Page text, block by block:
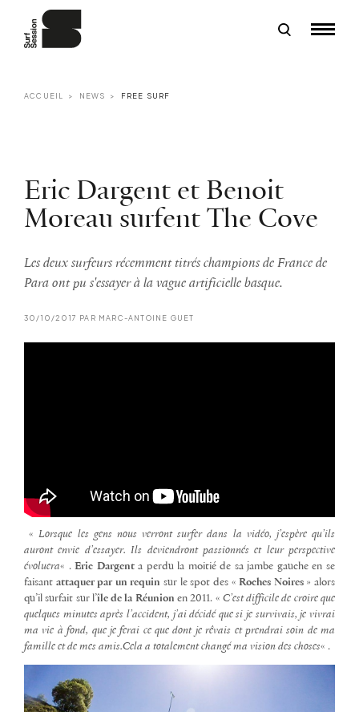
ACCUEIL NEWS FREE SURF
Eric Dargent et Benoit
Moreau surfent The Cove
Les deux surfeurs récemment titrés champions de France de
Para ont pu s'essayer à la vague artificielle basque.
30/10/2017 PAR MARC-ANTOINE GUET
«Lorsque les gens nous verront surfer dans la vidéo, j’espère qu’ils
auront envie d’essayer.Ils deviendront passionnés et leur perspective
évoluera« .Eric Dargenta perdu la moitié de sa jambe gauche en se
faisant attaquer par un requin sur le spot des «Roches Noires» alors
qu’il surfait sur l’île de la Réunion en 2011. « C’est difficile de croire que
quelques minutes après l’accident, j’ai décidé que si je survivais, je vivrai
ma vie à fond, que je ferai ce que dont je rêvais et prendrai soin de ma
famille et de mes amis.Cela a totalement changé ma vision des choses« .